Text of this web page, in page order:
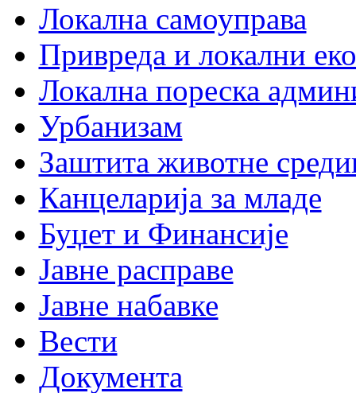
Локална самоуправа
Привреда и локални
Локална пореска
Урбанизам
Заштита животне
Канцеларија за младе
Буџет и Финансије
Јавне расправе
Јавне набавке
Вести
Документа